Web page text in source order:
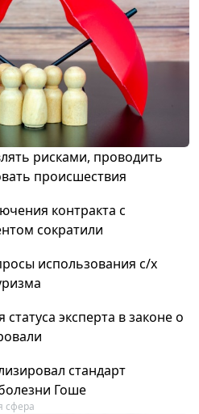
рисками, проводить
происшествия
контракта с
сократили
использования с/х
эксперта в законе о
стандарт
Гоше
сфера